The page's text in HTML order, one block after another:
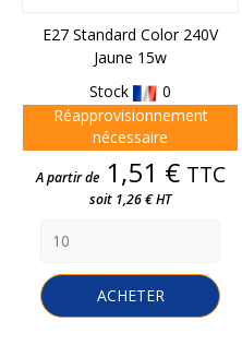
E27 Standard Color 240V
Jaune 15w
Stock
0
Réapprovisionnement
nécessaire
Prix
A partir de 1,51 € TTC
soit 1,26 € HT
ACHETER